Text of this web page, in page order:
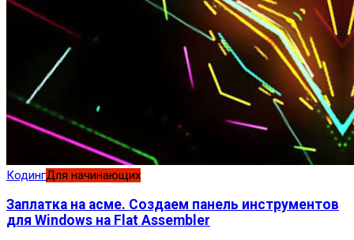
КодингДля начинающих
Заплатка на асме. Создаем панель инструментов
для Windows на Flat Assembler